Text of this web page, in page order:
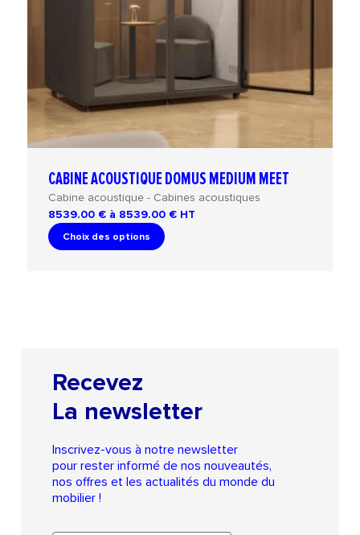
CABINE ACOUSTIQUE DOMUS MEDIUM MEET
Cabine acoustique - Cabines acoustiques
8539.00 € à 8539.00 € HT
Choix des options
Recevez
La newsletter
Inscrivez-vous à notre newsletter
pour rester informé de nos nouveautés,
nos offres et les actualités du monde du
mobilier !